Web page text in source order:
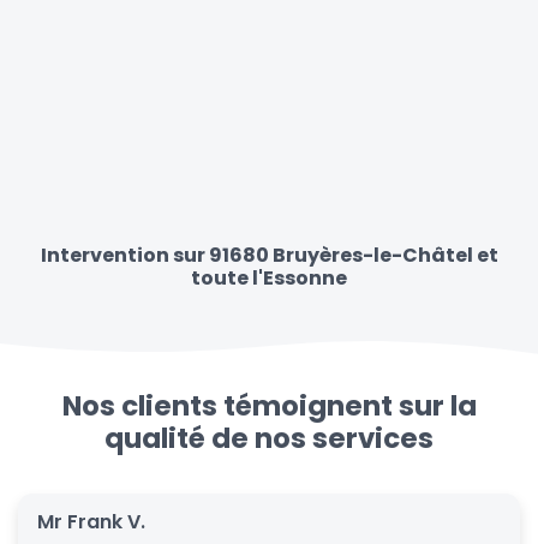
Intervention sur 91680 Bruyères-le-Châtel et
toute l'Essonne
Nos clients témoignent sur la
qualité de nos services
Mr Frank V.